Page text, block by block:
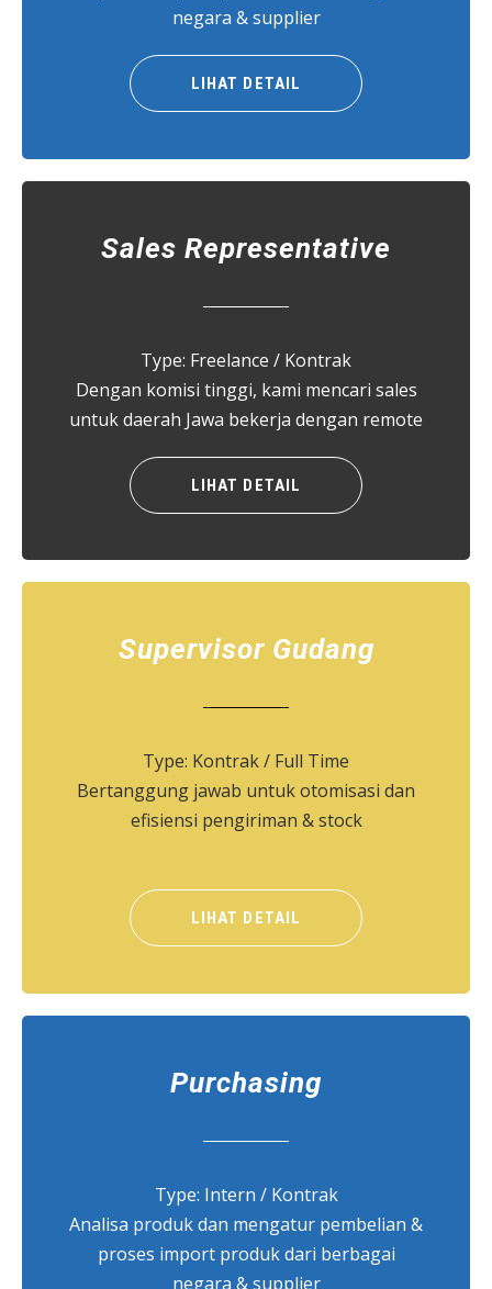
negara & supplier
LIHAT DETAIL
Sales Representative
Type: Freelance / Kontrak
Dengan komisi tinggi, kami mencari sales
untuk daerah Jawa bekerja dengan remote
LIHAT DETAIL
Supervisor Gudang
Type: Kontrak / Full Time
Bertanggung jawab untuk otomisasi dan
efisiensi pengiriman & stock
LIHAT DETAIL
Purchasing
Type: Intern / Kontrak
Analisa produk dan mengatur pembelian &
proses import produk dari berbagai
negara & supplier